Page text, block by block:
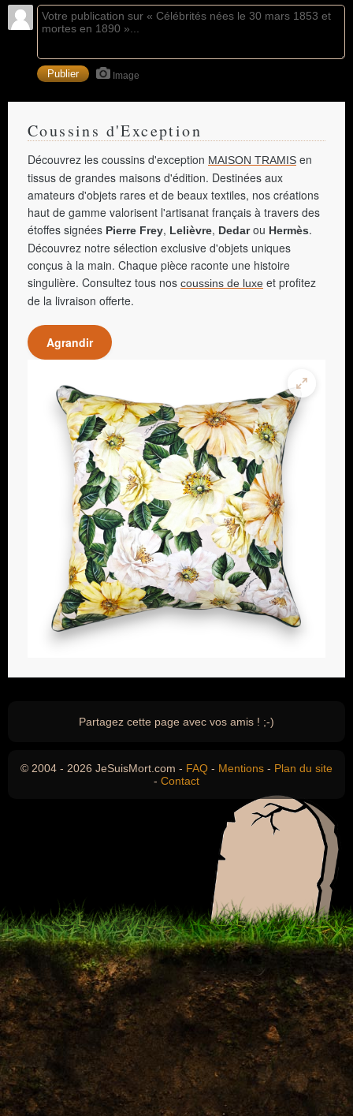
Image
Coussins d'Exception
Découvrez les coussins d'exception MAISON TRAMIS en
tissus de grandes maisons d'édition. Destinées aux
amateurs d'objets rares et de beaux textiles, nos créations
haut de gamme valorisent l'artisanat français à travers des
étoffes signées Pierre Frey, Lelièvre, Dedarou Hermès.
Découvrez notre sélection exclusive d'objets uniques
conçus à la main. Chaque pièce raconte une histoire
singulière. Consultez tous nos coussins de luxe et profitez
de la livraison offerte.
Agrandir
Partagez cette page avec vos amis ! ;-)
© 2004 - 2026 JeSuisMort.com - FAQ - Mentions - Plan du site
- Contact